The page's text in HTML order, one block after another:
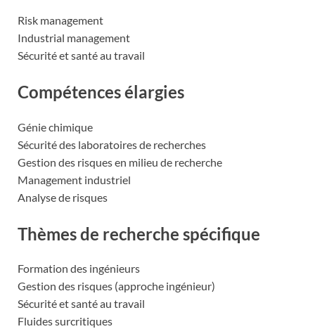
Risk management
Industrial management
Sécurité et santé au travail
Compétences élargies
Génie chimique
Sécurité des laboratoires de recherches
Gestion des risques en milieu de recherche
Management industriel
Analyse de risques
Thèmes de recherche spécifique
Formation des ingénieurs
Gestion des risques (approche ingénieur)
Sécurité et santé au travail
Fluides surcritiques